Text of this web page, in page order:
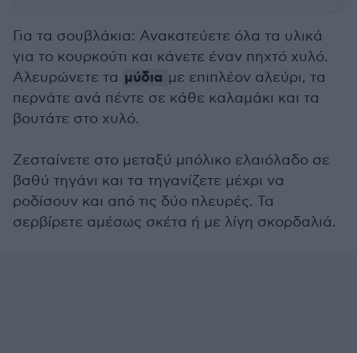
Για τα σουβλάκια: Ανακατεύετε όλα τα υλικά
για το κουρκούτι και κάνετε έναν πηχτό χυλό.
Αλευρώνετε τα μύδια με επιπλέον αλεύρι, τα
περνάτε ανά πέντε σε κάθε καλαμάκι και τα
βουτάτε στο χυλό.
Ζεσταίνετε στο μεταξύ μπόλικο ελαιόλαδο σε
βαθύ τηγάνι και τα τηγανίζετε μέχρι να
ροδίσουν και από τις δύο πλευρές. Τα
σερβίρετε αμέσως σκέτα ή με λίγη σκορδαλιά.